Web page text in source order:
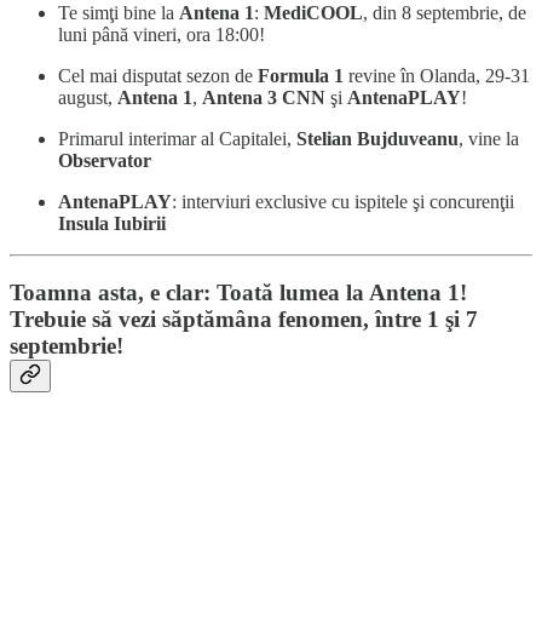
Te simţi bine la Antena 1: MediCOOL, din 8 septembrie, de
luni până vineri, ora 18:00!
Cel mai disputat sezon de Formula 1 revine în Olanda, 29-31
august, Antena 1, Antena 3 CNN şi AntenaPLAY!
Primarul interimar al Capitalei, Stelian Bujduveanu, vine la
Observator
AntenaPLAY: interviuri exclusive cu ispitele şi concurenţii
Insula Iubirii
Toamna asta, e clar: Toată lumea la Antena 1!
Trebuie să vezi săptămâna fenomen, între 1 şi 7
septembrie!